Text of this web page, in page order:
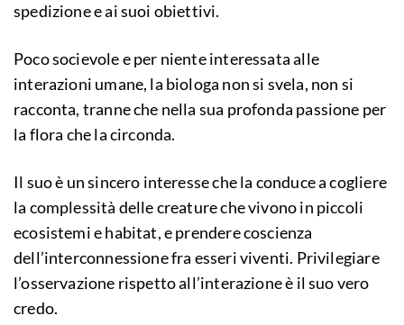
spedizione e ai suoi obiettivi.
Poco socievole e per niente interessata alle
interazioni umane, la biologa non si svela, non si
racconta, tranne che nella sua profonda passione per
la flora che la circonda.
Il suo è un sincero interesse che la conduce a cogliere
la complessità delle creature che vivono in piccoli
ecosistemi e habitat, e prendere coscienza
dell’interconnessione fra esseri viventi. Privilegiare
l’osservazione rispetto all’interazione è il suo vero
credo.